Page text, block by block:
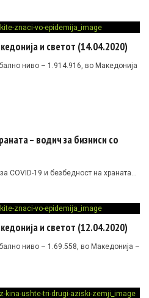
и светот (14.04.2020)
ниво – 1.914.916, во Македонија
– водич за бизниси со
19 и безбедност на храната…
и светот (12.04.2020)
ниво – 1.69.558, во Македонија –